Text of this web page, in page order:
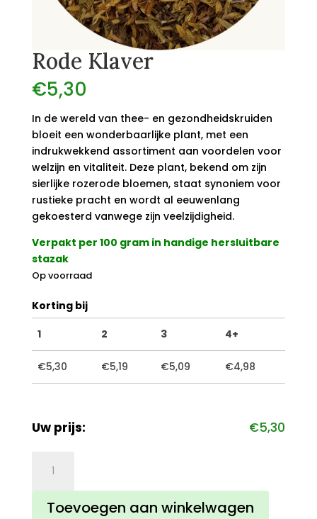
Rode Klaver
€5,30
In de wereld van thee- en gezondheidskruiden
bloeit een wonderbaarlijke plant, met een
indrukwekkend assortiment aan voordelen voor
welzijn en vitaliteit. Deze plant, bekend om zijn
sierlijke rozerode bloemen, staat synoniem voor
rustieke pracht en wordt al eeuwenlang
gekoesterd vanwege zijn veelzijdigheid.
Verpakt per 100 gram in handige hersluitbare
stazak
Op voorraad
Korting bij
1
2 3 4+
€5,30 €5,19 €5,09 €4,98
Uw prijs: €5,30
Klaver
aantal
Toevoegen aan winkelwagen